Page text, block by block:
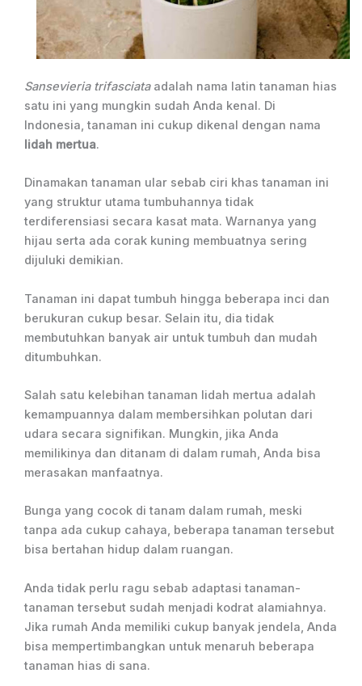
Sansevieria trifasciata adalah nama latin tanaman hias
satu ini yang mungkin sudah Anda kenal. Di
Indonesia, tanaman ini cukup dikenal dengan nama
lidah mertua.
Dinamakan tanaman ular sebab ciri khas tanaman ini
yang struktur utama tumbuhannya tidak
terdiferensiasi secara kasat mata. Warnanya yang
hijau serta ada corak kuning membuatnya sering
dijuluki demikian.
Tanaman ini dapat tumbuh hingga beberapa inci dan
berukuran cukup besar. Selain itu, dia tidak
membutuhkan banyak air untuk tumbuh dan mudah
ditumbuhkan.
Salah satu kelebihan tanaman lidah mertua adalah
kemampuannya dalam membersihkan polutan dari
udara secara signifikan. Mungkin, jika Anda
memilikinya dan ditanam di dalam rumah, Anda bisa
merasakan manfaatnya.
Bunga yang cocok di tanam dalam rumah, meski
tanpa ada cukup cahaya, beberapa tanaman tersebut
bisa bertahan hidup dalam ruangan.
Anda tidak perlu ragu sebab adaptasi tanaman-
tanaman tersebut sudah menjadi kodrat alamiahnya.
Jika rumah Anda memiliki cukup banyak jendela, Anda
bisa mempertimbangkan untuk menaruh beberapa
tanaman hias di sana.